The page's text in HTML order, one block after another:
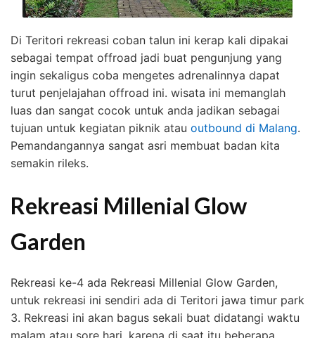
Di Teritori rekreasi coban talun ini kerap kali dipakai
sebagai tempat offroad jadi buat pengunjung yang
ingin sekaligus coba mengetes adrenalinnya dapat
turut penjelajahan offroad ini. wisata ini memanglah
luas dan sangat cocok untuk anda jadikan sebagai
tujuan untuk kegiatan piknik atau outbound di Malang.
Pemandangannya sangat asri membuat badan kita
semakin rileks.
Rekreasi Millenial Glow
Garden
Rekreasi ke-4 ada Rekreasi Millenial Glow Garden,
untuk rekreasi ini sendiri ada di Teritori jawa timur park
3. Rekreasi ini akan bagus sekali buat didatangi waktu